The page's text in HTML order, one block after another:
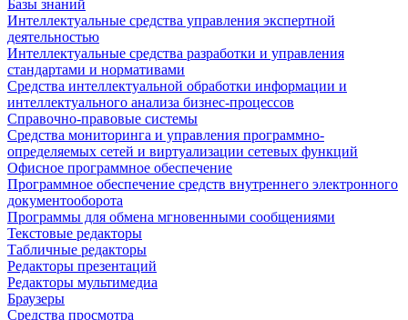
Базы знаний
Интеллектуальные средства управления экспертной
деятельностью
Интеллектуальные средства разработки и управления
стандартами и нормативами
Средства интеллектуальной обработки информации и
интеллектуального анализа бизнес-процессов
Справочно-правовые системы
Средства мониторинга и управления программно-
определяемых сетей и виртуализации сетевых функций
Офисное программное обеспечение
Программное обеспечение средств внутреннего электронного
документооборота
Программы для обмена мгновенными сообщениями
Текстовые редакторы
Табличные редакторы
Редакторы презентаций
Редакторы мультимедиа
Браузеры
Средства просмотра